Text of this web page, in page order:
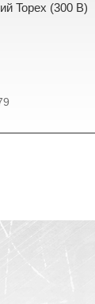
Topex (300 В)